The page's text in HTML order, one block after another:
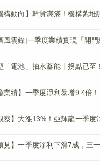
構動向】幹貨滿滿！機構紮堆
風雲錄|一季度業績實現「開
「電池」抽水蓄能丨拐點已至
業績】一季度淨利暴增9.4倍
察】大漲13%！亞輝龍一季
見】一季度淨利下滑7成，三